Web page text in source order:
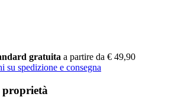
gratuita a partire da € 49,90
spedizione e consegna
proprietà